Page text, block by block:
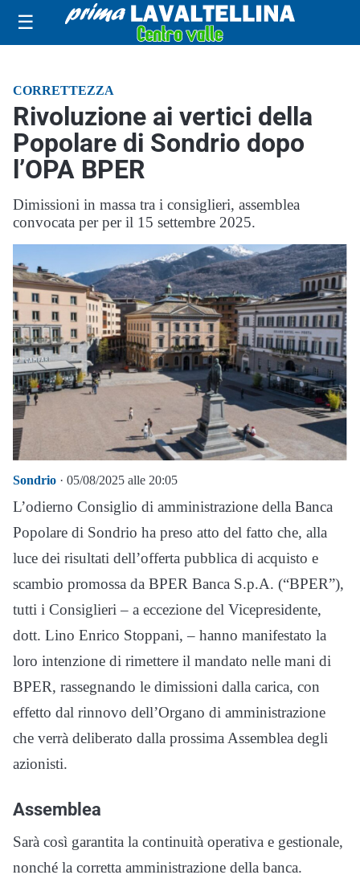
☰
CORRETTEZZA
Rivoluzione ai vertici della
Popolare di Sondrio dopo
l’OPA BPER
Dimissioni in massa tra i consiglieri, assemblea
convocata per per il 15 settembre 2025.
Sondrio · 05/08/2025 alle 20:05
L’odierno Consiglio di amministrazione della Banca
Popolare di Sondrio ha preso atto del fatto che, alla
luce dei risultati dell’offerta pubblica di acquisto e
scambio promossa da BPER Banca S.p.A. (“BPER”),
tutti i Consiglieri – a eccezione del Vicepresidente,
dott. Lino Enrico Stoppani, – hanno manifestato la
loro intenzione di rimettere il mandato nelle mani di
BPER, rassegnando le dimissioni dalla carica, con
effetto dal rinnovo dell’Organo di amministrazione
che verrà deliberato dalla prossima Assemblea degli
azionisti.
Assemblea
Sarà così garantita la continuità operativa e gestionale,
nonché la corretta amministrazione della banca.